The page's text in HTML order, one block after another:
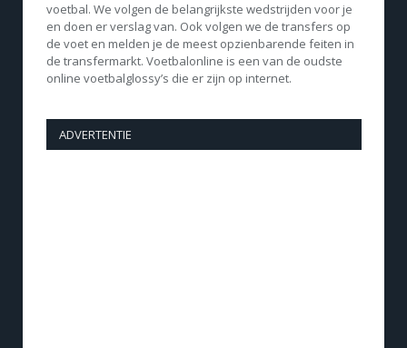
voetbal. We volgen de belangrijkste wedstrijden voor je
en doen er verslag van. Ook volgen we de transfers op
de voet en melden je de meest opzienbarende feiten in
de transfermarkt. Voetbalonline is een van de oudste
online voetbalglossy’s die er zijn op internet.
ADVERTENTIE